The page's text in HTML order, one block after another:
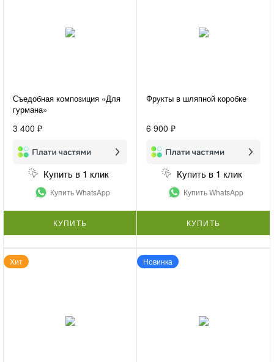
Съедобная композиция «Для
гурмана»
3 400 ₽
Купить в 1 клик
Купить WhatsApp
КУПИТЬ
Фрукты в шляпной коробке
6 900 ₽
Купить в 1 клик
Купить WhatsApp
КУПИТЬ
Хит Новинка